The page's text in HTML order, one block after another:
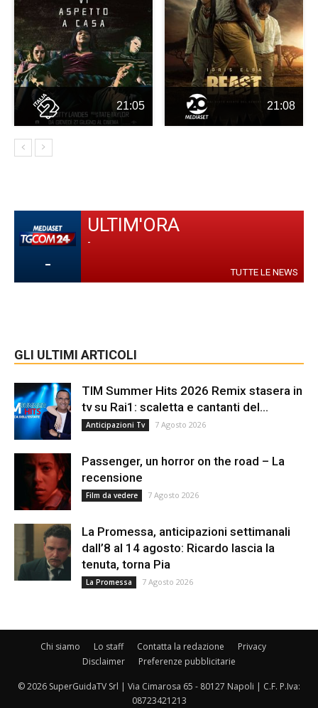
21:05 21:08
-
ULTIM'ORA
-
TUTTE LE NEWS
GLI ULTIMI ARTICOLI
TIM Summer Hits 2026 Remix stasera in
tv su Rai1: scaletta e cantanti del...
Anticipazioni Tv 7 Agosto 2026
Passenger, un horror on the road – La
recensione
Film da vedere 7 Agosto 2026
La Promessa, anticipazioni settimanali
dall’8 al 14 agosto: Ricardo lascia la
tenuta, torna Pia
La Promessa 7 Agosto 2026
Chi siamo Lo staff Contatta la redazione
Privacy
Disclaimer
Preferenze pubblicitarie
© 2026 SuperGuidaTV Srl | Via Cimarosa 65 - 80127 Napoli | C.F. P.Iva:
08723421213